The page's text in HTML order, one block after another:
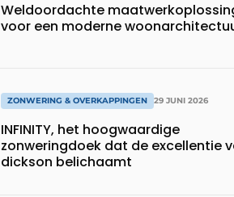
Weldoordachte
voor een moderne
ZONWERING & OVERKAPPINGEN 29 JUNI 2026
INFINITY, het hoogwaardige
zonweringdoek dat de excellentie
dickson belichaamt